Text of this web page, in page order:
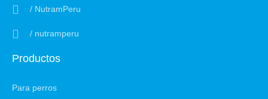
/ NutramPeru
/ nutramperu
Productos
Para perros